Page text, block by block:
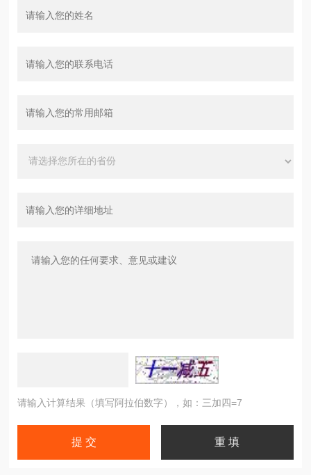
请输入计算结果（填写阿拉伯数字），如：三加四=7